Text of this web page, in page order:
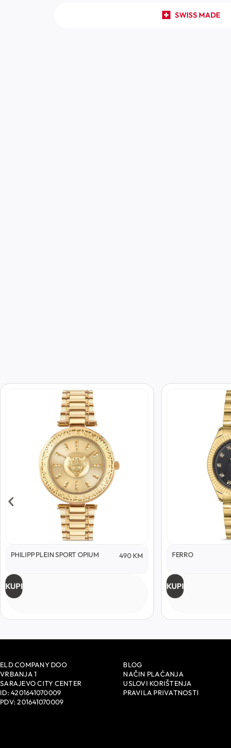
SWISS MADE
PHILIPP PLEIN SPORT OPIUM 490 KM
KUPI
FERRO
KUPI
ELD COMPANY DOO
VRBANJA 1
SARAJEVO CITY CENTER
ID: 4201641070009
PDV: 201641070009
BLOG
NAČIN PLAĆANJA
USLOVI KORIŠTENJA
PRAVILA PRIVATNOSTI